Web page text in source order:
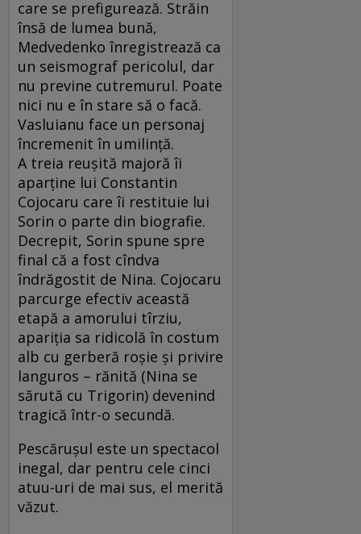
care se prefigurează. Străin
însă de lumea bună,
Medvedenko înregistrează ca
un seismograf pericolul, dar
nu previne cutremurul. Poate
nici nu e în stare să o facă.
Vasluianu face un personaj
încremenit în umilinţă.
A treia reuşită majoră îi
aparţine lui Constantin
Cojocaru care îi restituie lui
Sorin o parte din biografie.
Decrepit, Sorin spune spre
final că a fost cîndva
îndrăgostit de Nina. Cojocaru
parcurge efectiv această
etapă a amorului tîrziu,
apariţia sa ridicolă în costum
alb cu gerberă roşie şi privire
languros – rănită (Nina se
sărută cu Trigorin) devenind
tragică într-o secundă.
Pescăruşul este un spectacol
inegal, dar pentru cele cinci
atuu-uri de mai sus, el merită
văzut.